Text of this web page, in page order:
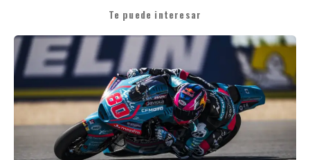
Te puede interesar